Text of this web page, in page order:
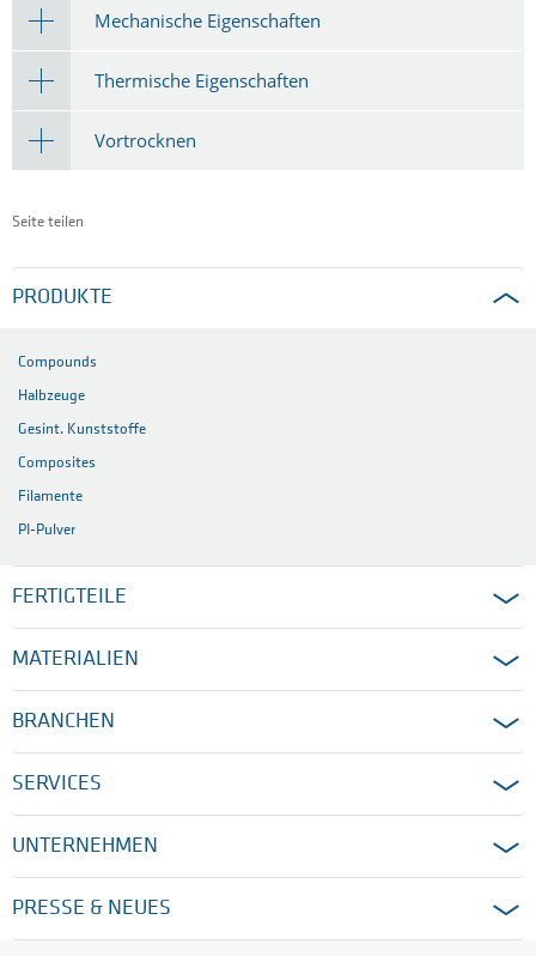
Mechanische Eigenschaften
Thermische Eigenschaften
Vortrocknen
Seite teilen
PRODUKTE
Compounds
Halbzeuge
Gesint. Kunststoffe
Composites
Filamente
PI-Pulver
FERTIGTEILE
MATERIALIEN
BRANCHEN
SERVICES
UNTERNEHMEN
PRESSE & NEUES